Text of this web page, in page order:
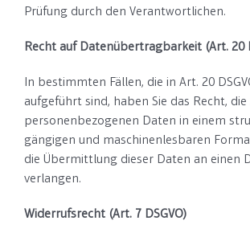
Prüfung durch den Verantwortlichen.
Recht auf Datenübertragbarkeit (Art. 20
In bestimmten Fällen, die in Art. 20
aufgeführt sind, haben Sie das Recht,
personenbezogenen Daten in einem
gängigen und maschinenlesbaren
die Übermittlung dieser Daten an einen
verlangen.
Widerrufsrecht (Art. 7 DSGVO)